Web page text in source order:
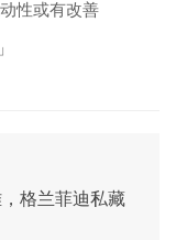
性或有改善
格兰菲迪私藏